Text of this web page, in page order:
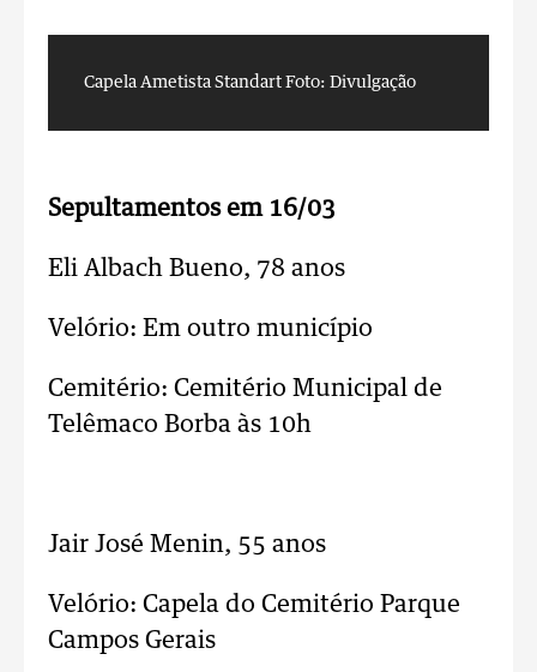
Capela Ametista Standart Foto: Divulgação
Sepultamentos em 16/03
Eli Albach Bueno, 78 anos
Velório: Em outro município
Cemitério: Cemitério Municipal de
Telêmaco Borba às 10h
Jair José Menin, 55 anos
Velório: Capela do Cemitério Parque
Campos Gerais